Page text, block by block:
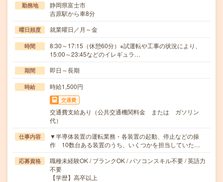
勤務地
静岡県富士市
吉原駅から車8分
曜日頻度 就業曜日／月～金
時間
8:30～17:15（休憩60分）※試運転や工事の状況により、
15:00～23:45などのイレギュラ…
期間 即日～長期
時給 時給1,500円
交通費
交通費支給あり（公共交通機関料金 または ガソリン
代）
仕事内容
▼半導体装置の運転業務・各装置の起動、停止などの操
作 10数台ある装置のうち、いくつかを担当していた…
応募資格
職種未経験OK / ブランクOK / パソコンスキル不要 / 英語力
不要
【学歴】高卒以上